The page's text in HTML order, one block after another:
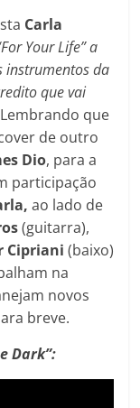
Carla
Your Life” a
instrumentos da
que vai
Lembrando que
de outro
Dio, para a
participação
ao lado de
(guitarra),
Cipriani (baixo)
na
novos
breve.
Dark”: